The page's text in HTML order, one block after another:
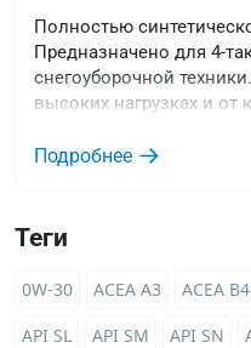
Теги
0W-30 ACEA A3 ACEA B4
API SL
API SM API SN
Полностью
Предназначено для 4-
снегоуборочной
высоких нагрузках и от
Подробнее